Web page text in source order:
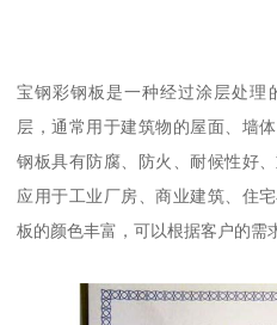
宝钢彩钢板是一种经过涂层处理
层，通常用于建筑物的屋面、墙
钢板具有防腐、防火、耐候性好
应用于工业厂房、商业建筑、住
板的颜色丰富，可以根据客户的需